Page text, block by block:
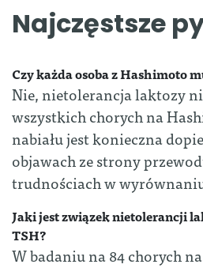
Najczęstsze
Czy każda osoba z Hashimoto
Nie, nietolerancja laktozy
wszystkich chorych na
nabiału jest konieczna
objawach ze strony
trudnościach w
Jaki jest związek nietolerancji
TSH?
W badaniu na 84 chorych